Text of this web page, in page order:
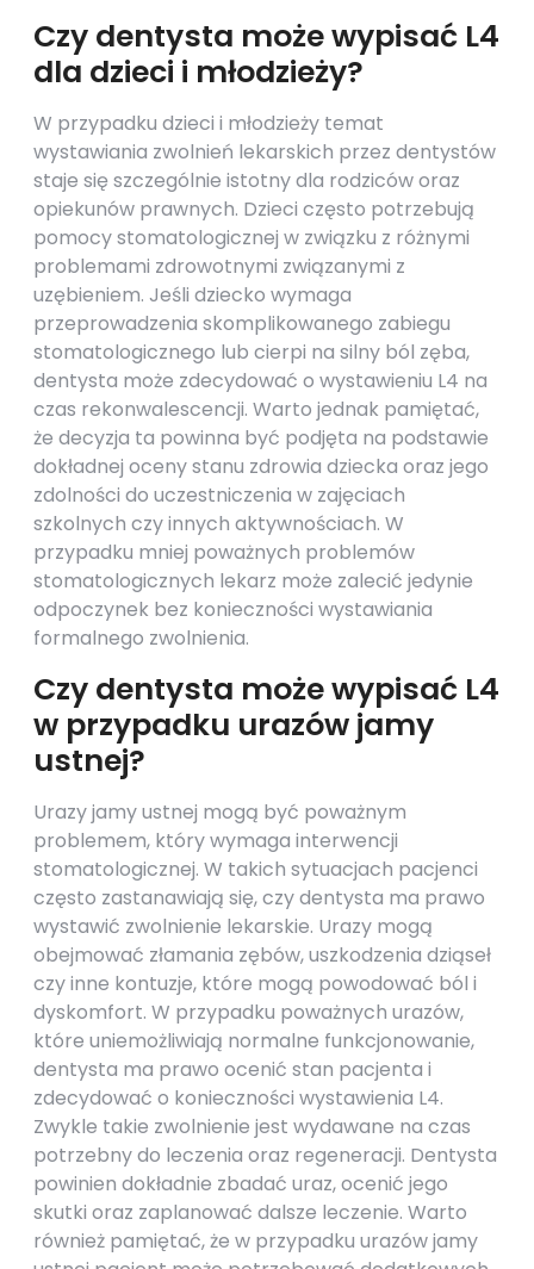
Czy dentysta może wypisać L4
dla dzieci i młodzieży?
W przypadku dzieci i młodzieży temat
wystawiania zwolnień lekarskich przez dentystów
staje się szczególnie istotny dla rodziców oraz
opiekunów prawnych. Dzieci często potrzebują
pomocy stomatologicznej w związku z różnymi
problemami zdrowotnymi związanymi z
uzębieniem. Jeśli dziecko wymaga
przeprowadzenia skomplikowanego zabiegu
stomatologicznego lub cierpi na silny ból zęba,
dentysta może zdecydować o wystawieniu L4 na
czas rekonwalescencji. Warto jednak pamiętać,
że decyzja ta powinna być podjęta na podstawie
dokładnej oceny stanu zdrowia dziecka oraz jego
zdolności do uczestniczenia w zajęciach
szkolnych czy innych aktywnościach. W
przypadku mniej poważnych problemów
stomatologicznych lekarz może zalecić jedynie
odpoczynek bez konieczności wystawiania
formalnego zwolnienia.
Czy dentysta może wypisać L4
w przypadku urazów jamy
ustnej?
Urazy jamy ustnej mogą być poważnym
problemem, który wymaga interwencji
stomatologicznej. W takich sytuacjach pacjenci
często zastanawiają się, czy dentysta ma prawo
wystawić zwolnienie lekarskie. Urazy mogą
obejmować złamania zębów, uszkodzenia dziąseł
czy inne kontuzje, które mogą powodować ból i
dyskomfort. W przypadku poważnych urazów,
które uniemożliwiają normalne funkcjonowanie,
dentysta ma prawo ocenić stan pacjenta i
zdecydować o konieczności wystawienia L4.
Zwykle takie zwolnienie jest wydawane na czas
potrzebny do leczenia oraz regeneracji. Dentysta
powinien dokładnie zbadać uraz, ocenić jego
skutki oraz zaplanować dalsze leczenie. Warto
również pamiętać, że w przypadku urazów jamy